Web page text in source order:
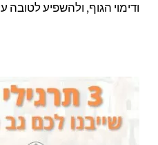
ודימוי הגוף, ולהשפיע לטובה